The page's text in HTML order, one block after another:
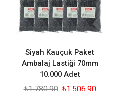
Siyah Kauçuk Paket
Ambalaj Lastiği 70mm
10.000 Adet
₺1.780,90 ₺1.506,90